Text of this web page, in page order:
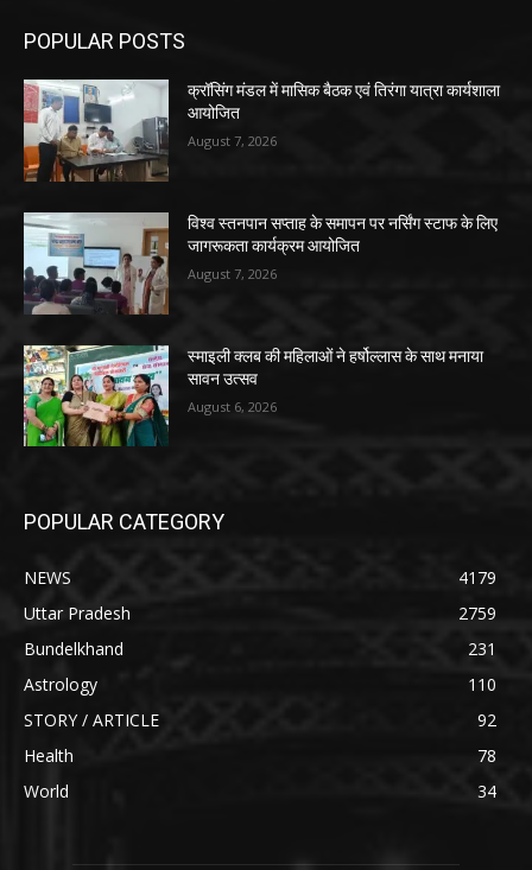
POPULAR POSTS
क्रॉसिंग मंडल में मासिक बैठक एवं तिरंगा यात्रा कार्यशाला
आयोजित
August 7, 2026
विश्व स्तनपान सप्ताह के समापन पर नर्सिंग स्टाफ के लिए
जागरूकता कार्यक्रम आयोजित
August 7, 2026
स्माइली क्लब की महिलाओं ने हर्षोल्लास के साथ मनाया
सावन उत्सव
August 6, 2026
POPULAR CATEGORY
NEWS
4179
Uttar Pradesh
2759
Bundelkhand
231
Astrology
110
STORY / ARTICLE
92
Health
78
World
34